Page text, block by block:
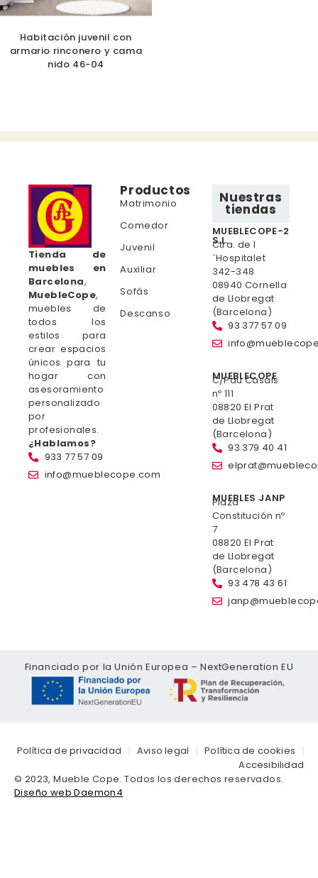
Habitación juvenil con
armario rinconero y cama
nido 46-04
Tienda de
muebles en
Barcelona,
MuebleCope,
muebles de
todos los
estilos para
crear espacios
únicos para tu
hogar con
asesoramiento
personalizado
por
profesionales.
¿Hablamos?
933 77 57 09
info@mueblecope.com
Productos
Matrimonio
Comedor
Juvenil
Auxiliar
Sofás
Descanso
Nuestras
tiendas
MUEBLECOPE-2
S.L.
Ctra. de l
´Hospitalet
342-348
08940 Cornella
de Llobregat
(Barcelona)
93 377 57 09
MUEBLECOPE
C/Pau Casals
nº 111
08820 El Prat
de Llobregat
(Barcelona)
93 379 40 41
MUEBLES JANP
Plaza
Constitución nº
7
08820 El Prat
de Llobregat
(Barcelona)
93 478 43 61
Financiado por la Unión Europea – NextGeneration EU
© 2023, Mueble Cope. Todos los derechos reservados.
Diseño web Daemon4
Política de privacidad Aviso legal
Política de cookies
Accesibilidad